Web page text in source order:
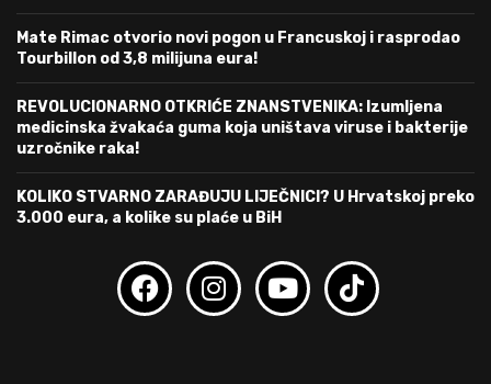
Mate Rimac otvorio novi pogon u Francuskoj i rasprodao
Tourbillon od 3,8 milijuna eura!
REVOLUCIONARNO OTKRIĆE ZNANSTVENIKA: Izumljena
medicinska žvakaća guma koja uništava viruse i bakterije
uzročnike raka!
KOLIKO STVARNO ZARAĐUJU LIJEČNICI? U Hrvatskoj preko
3.000 eura, a kolike su plaće u BiH